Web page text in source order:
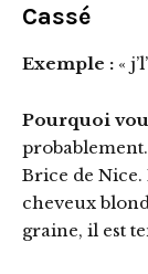
Cassé
Exemple : «
Pourquoi
Brice de Nice.
cheveux
graine, il est